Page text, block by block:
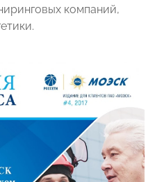
компаний,